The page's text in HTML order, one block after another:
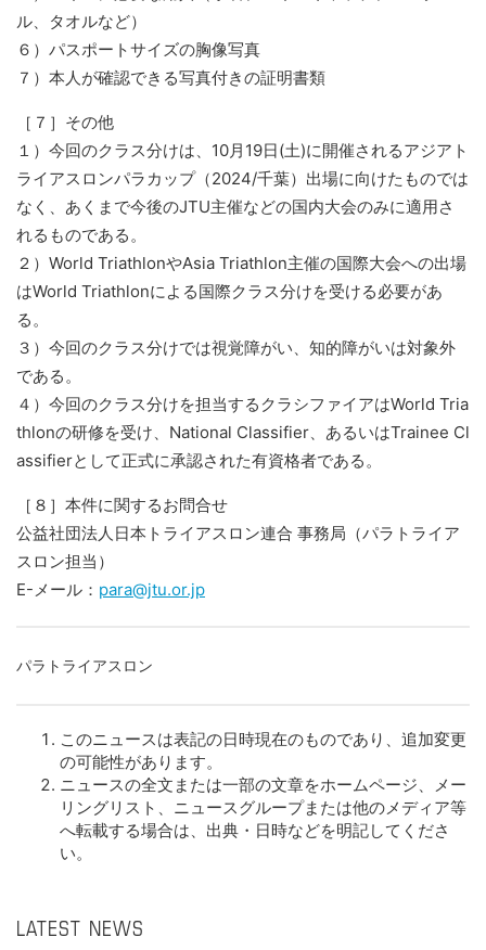
ル、タオルなど）
６）パスポートサイズの胸像写真
７）本人が確認できる写真付きの証明書類
［７］その他
１）今回のクラス分けは、10月19日(土)に開催されるアジアト
ライアスロンパラカップ（2024/千葉）出場に向けたものでは
なく、あくまで今後のJTU主催などの国内大会のみに適用さ
れるものである。
２）World TriathlonやAsia Triathlon主催の国際大会への出場
はWorld Triathlonによる国際クラス分けを受ける必要があ
る。
３）今回のクラス分けでは視覚障がい、知的障がいは対象外
である。
４）今回のクラス分けを担当するクラシファイアはWorld Tria
thlonの研修を受け、National Classifier、あるいはTrainee Cl
assifierとして正式に承認された有資格者である。
［８］本件に関するお問合せ
公益社団法人日本トライアスロン連合 事務局（パラトライア
スロン担当）
E-メール： para@jtu.or.jp
パラトライアスロン
このニュースは表記の日時現在のものであり、追加変更
の可能性があります。
ニュースの全文または一部の文章をホームページ、メー
リングリスト、ニュースグループまたは他のメディア等
へ転載する場合は、出典・日時などを明記してくださ
い。
LATEST NEWS